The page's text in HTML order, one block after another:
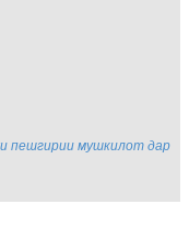
пешгирии мушкилот дар